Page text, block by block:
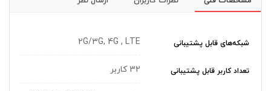
شبکه‌های قابل پشتیبانی 2G/3G, 4G , LTE
تعداد کاربر قابل پشتیبانی 32 کاربر